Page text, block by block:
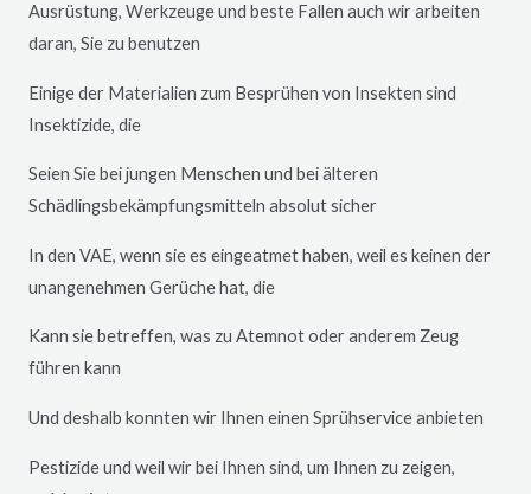
Ausrüstung, Werkzeuge und beste Fallen auch wir arbeiten
daran, Sie zu benutzen
Einige der Materialien zum Besprühen von Insekten sind
Insektizide, die
Seien Sie bei jungen Menschen und bei älteren
Schädlingsbekämpfungsmitteln absolut sicher
In den VAE, wenn sie es eingeatmet haben, weil es keinen der
unangenehmen Gerüche hat, die
Kann sie betreffen, was zu Atemnot oder anderem Zeug
führen kann
Und deshalb konnten wir Ihnen einen Sprühservice anbieten
Pestizide und weil wir bei Ihnen sind, um Ihnen zu zeigen,